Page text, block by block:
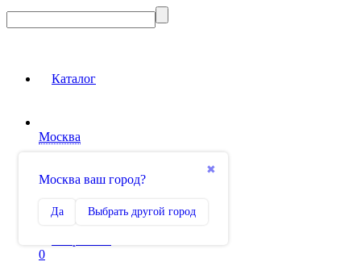
Каталог
Москва
✖
Москва ваш город?
Да Выбрать другой город
Сравнение
0